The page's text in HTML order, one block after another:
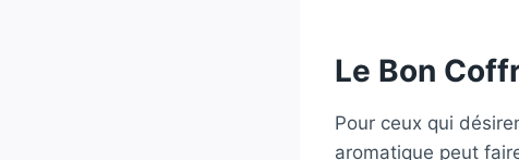
Le Bon
Pour ceux qui
aromatique peut